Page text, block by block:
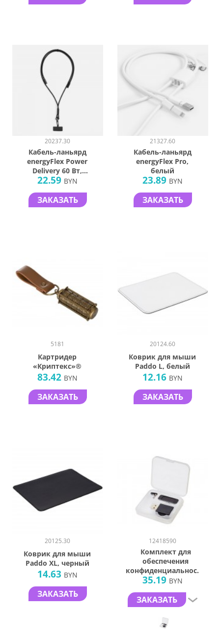
20237.30
Кабель-ланьярд
energyFlex Power
Delivery 60 Вт,
черный
22.59 BYN
ЗАКАЗАТЬ
21327.60
Кабель-ланьярд
energyFlex Pro,
белый
23.89 BYN
ЗАКАЗАТЬ
5181
Картридер
«Криптекс»®
83.42 BYN
ЗАКАЗАТЬ
20124.60
Коврик для мыши
Paddo L, белый
12.16 BYN
ЗАКАЗАТЬ
20125.30
Коврик для мыши
Paddo ХL, черный
14.63 BYN
ЗАКАЗАТЬ
12418590
Комплект для
обеспечения
конфиденциальности
«Incognito»
35.19 BYN
ЗАКАЗАТЬ